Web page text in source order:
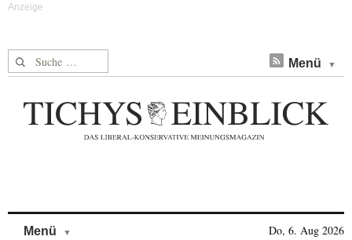
Suche nach: Menü
Menü Do, 6. Aug 2026